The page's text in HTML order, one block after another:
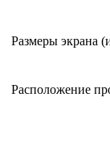
Размеры экрана
Расположение